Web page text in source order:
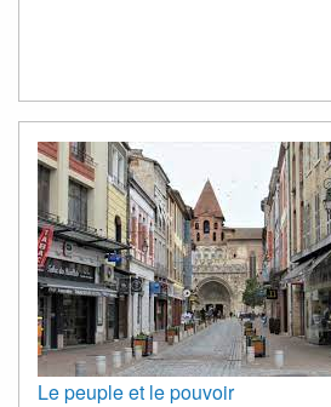
Le peuple et le pouvoir